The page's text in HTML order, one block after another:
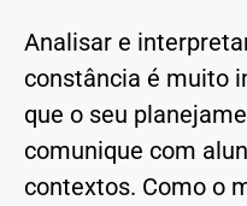
Analisar e
constância é muito
que o seu
comunique com
contextos. Como o